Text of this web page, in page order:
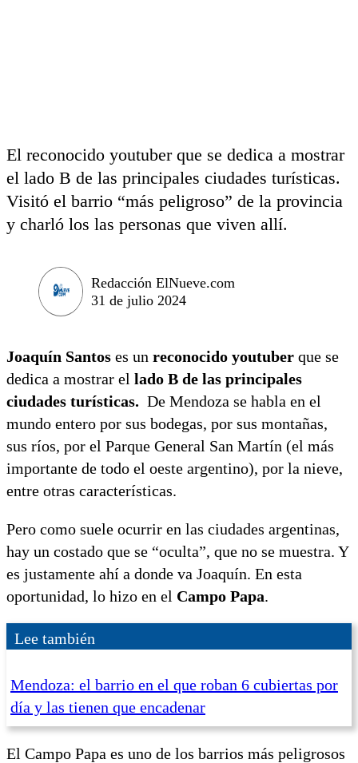
El reconocido youtuber que se dedica a mostrar
el lado B de las principales ciudades turísticas.
Visitó el barrio “más peligroso” de la provincia
y charló los las personas que viven allí.
Redacción ElNueve.com
31 de julio 2024
Joaquín Santos es un reconocido youtuber que se
dedica a mostrar el lado B de las principales
ciudades turísticas. De Mendoza se habla en el
mundo entero por sus bodegas, por sus montañas,
sus ríos, por el Parque General San Martín (el más
importante de todo el oeste argentino), por la nieve,
entre otras características.
Pero como suele ocurrir en las ciudades argentinas,
hay un costado que se “oculta”, que no se muestra. Y
es justamente ahí a donde va Joaquín. En esta
oportunidad, lo hizo en el Campo Papa.
Lee también
Mendoza: el barrio en el que roban 6 cubiertas por
día y las tienen que encadenar
El Campo Papa es uno de los barrios más peligrosos